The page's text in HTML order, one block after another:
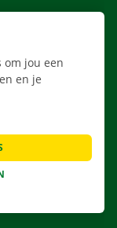
om jou een
en je